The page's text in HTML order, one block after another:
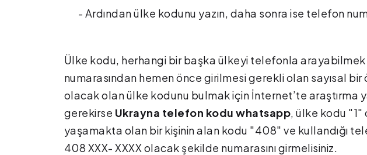
- Ardından ülke kodunu yazın, daha sonra ise telefon
Ülke kodu, herhangi bir başka ülkeyi telefonla arayabilmek
numarasından hemen önce girilmesi gerekli olan sayısal bir
olacak olan ülke kodunu bulmak için İnternet’te araştırma
gerekirse Ukrayna telefon kodu whatsapp, ülke kodu "1"
yaşamakta olan bir kişinin alan kodu "408" ve kullandığı
408 XXX- XXXX olacak şekilde numarasını girmelisiniz.